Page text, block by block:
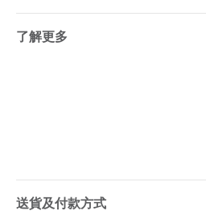
了解更多
送貨及付款方式